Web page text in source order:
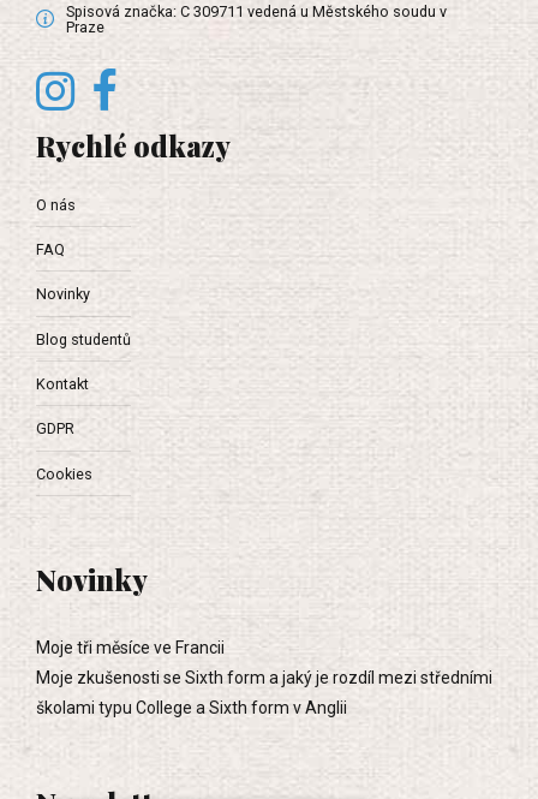
Spisová značka: C 309711 vedená u Městského soudu v
Praze
Rychlé odkazy
O nás
FAQ
Novinky
Blog studentů
Kontakt
GDPR
Cookies
Novinky
Moje tři měsíce ve Francii
Moje zkušenosti se Sixth form a jaký je rozdíl mezi středními
školami typu College a Sixth form v Anglii